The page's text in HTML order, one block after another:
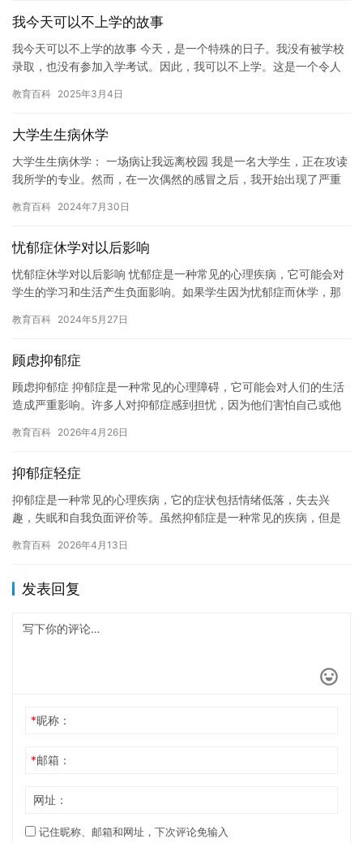
我今天可以不上学的故事
我今天可以不上学的故事 今天，是一个特殊的日子。我没有被学校
录取，也没有参加入学考试。因此，我可以不上学。这是一个令人
情况…
教育百科 2025年3月4日
大学生生病休学
大学生生病休学： 一场病让我远离校园 我是一名大学生，正在攻读
我所学的专业。然而，在一次偶然的感冒之后，我开始出现了严重
…
教育百科 2024年7月30日
忧郁症休学对以后影响
忧郁症休学对以后影响 忧郁症是一种常见的心理疾病，它可能会对
学生的学习和生活产生负面影响。如果学生因为忧郁症而休学，那
失…
教育百科 2024年5月27日
顾虑抑郁症
顾虑抑郁症 抑郁症是一种常见的心理障碍，它可能会对人们的生活
造成严重影响。许多人对抑郁症感到担忧，因为他们害怕自己或他
的疾…
教育百科 2026年4月26日
抑郁症轻症
抑郁症是一种常见的心理疾病，它的症状包括情绪低落，失去兴
趣，失眠和自我负面评价等。虽然抑郁症是一种常见的疾病，但是
式，它的…
教育百科 2026年4月13日
发表回复
*昵称：
*邮箱：
网址：
记住昵称、邮箱和网址，下次评论免输入